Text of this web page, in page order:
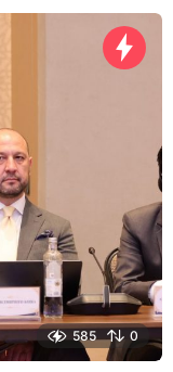
585 0